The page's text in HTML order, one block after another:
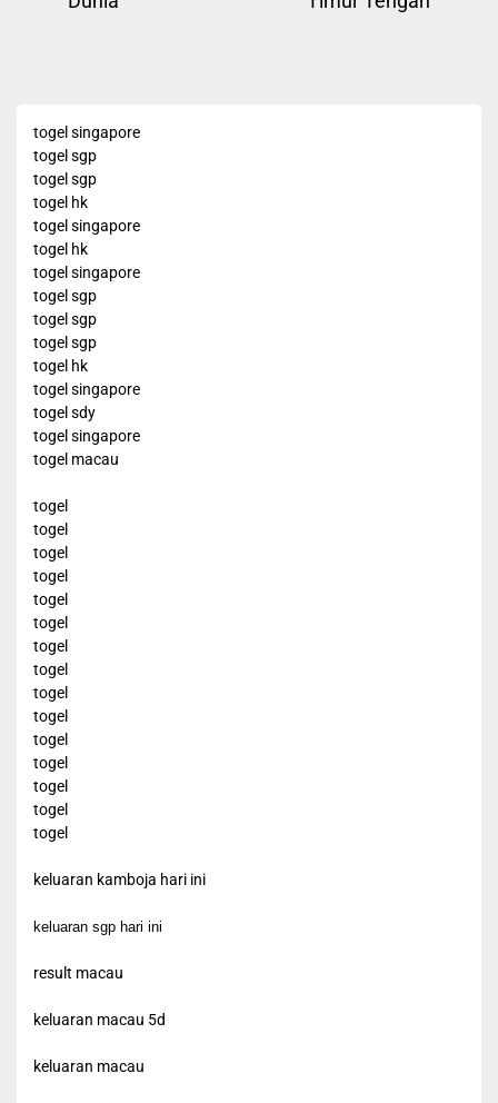
post:
togel singapore
togel sgp
togel sgp
togel hk
togel singapore
togel hk
togel singapore
togel sgp
togel sgp
togel sgp
togel hk
togel singapore
togel sdy
togel singapore
togel macau
togel
togel
togel
togel
togel
togel
togel
togel
togel
togel
togel
togel
togel
togel
togel
keluaran kamboja hari ini
keluaran sgp hari ini
result macau
keluaran macau 5d
keluaran macau